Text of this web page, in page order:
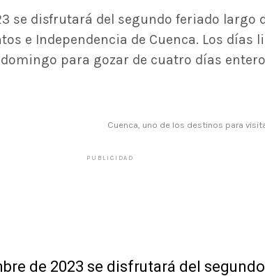
se disfrutará del segundo feriado largo
e Independencia de Cuenca. Los días
para gozar de cuatro días
Cuenca, uno de los destinos para
PUBLICIDAD
de 2023 se disfrutará del